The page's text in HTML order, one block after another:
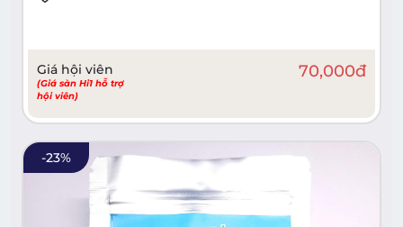
Giá hội viên
(Giá sàn Hi1 hỗ trợ
hội viên)
70,000đ
-23%